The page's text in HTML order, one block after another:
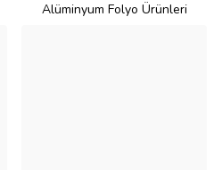
Alüminyum Folyo Ürünleri